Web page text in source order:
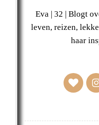
Eva | 32 | Blogt
leven, reizen,
haar